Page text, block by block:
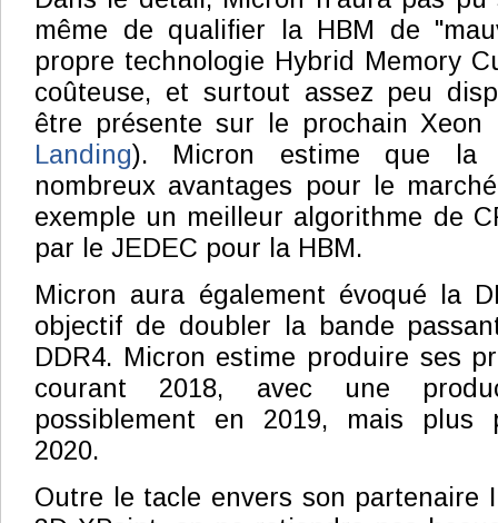
même de qualifier la HBM de
propre technologie Hybrid Memory
coûteuse, et surtout assez peu
être présente sur le prochain
Landing). Micron estime que la
nombreux avantages pour le
exemple un meilleur algorithme de
par le JEDEC pour la HBM.
Micron aura également évoqué la
objectif de doubler la bande
DDR4. Micron estime produire ses
courant 2018, avec une
possiblement en 2019, mais plus
2020.
Outre le tacle envers son partenaire